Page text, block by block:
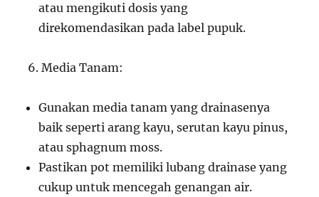
atau mengikuti dosis yang
direkomendasikan pada label pupuk.
Media Tanam:
Gunakan media tanam yang drainasenya
baik seperti arang kayu, serutan kayu pinus,
atau sphagnum moss.
Pastikan pot memiliki lubang drainase yang
cukup untuk mencegah genangan air.